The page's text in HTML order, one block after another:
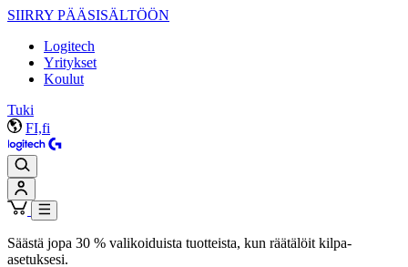
SIIRRY PÄÄSISÄLTÖÖN
Logitech
Yritykset
Koulut
Tuki
FI,fi
Säästä jopa 30 % valikoiduista tuotteista, kun räätälöit kilpa-
asetuksesi.